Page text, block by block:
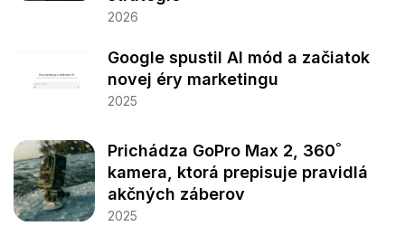
2026
Google spustil AI mód a začiatok
novej éry marketingu
2025
Prichádza GoPro Max 2, 360˚
kamera, ktorá prepisuje pravidlá
akčných záberov
2025